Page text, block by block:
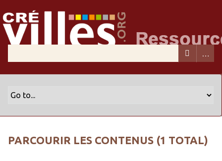
PARCOURIR LES CONTENUS (1 TOTAL)